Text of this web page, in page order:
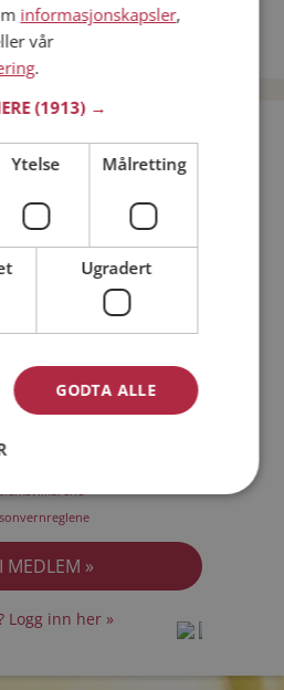
gratis!
Mann Kvinne
Logg inn her »
informasjonskapsler,
vår
.
(1913) →
Ytelse Målretting
Ugradert
GODTA ALLE